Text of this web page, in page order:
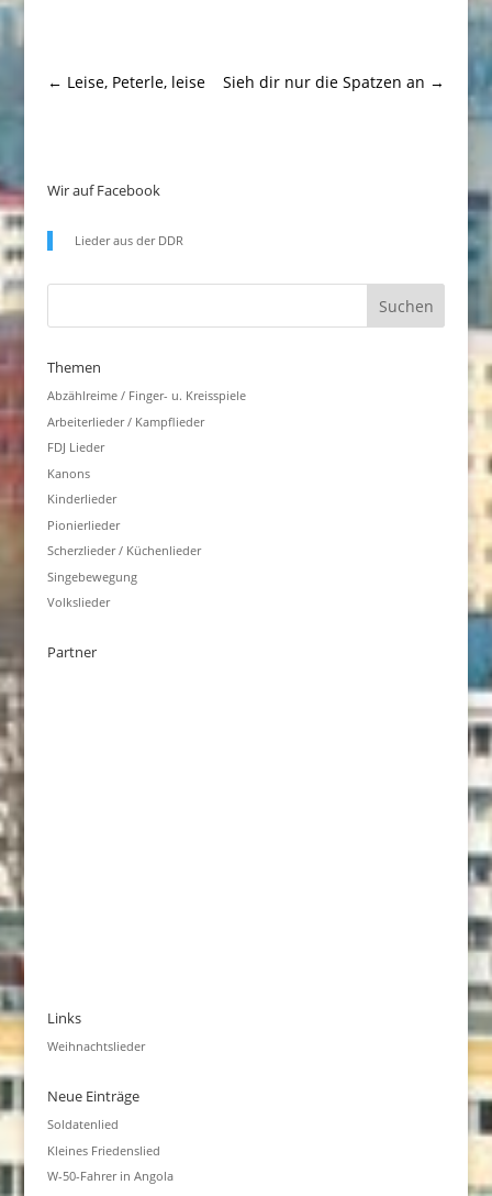
← Leise, Peterle, leise Sieh dir nur die Spatzen an →
Wir auf Facebook
Lieder aus der DDR
Themen
Abzählreime / Finger- u. Kreisspiele
Arbeiterlieder / Kampflieder
FDJ Lieder
Kanons
Kinderlieder
Pionierlieder
Scherzlieder / Küchenlieder
Singebewegung
Volkslieder
Partner
Links
Weihnachtslieder
Neue Einträge
Soldatenlied
Kleines Friedenslied
W-50-Fahrer in Angola